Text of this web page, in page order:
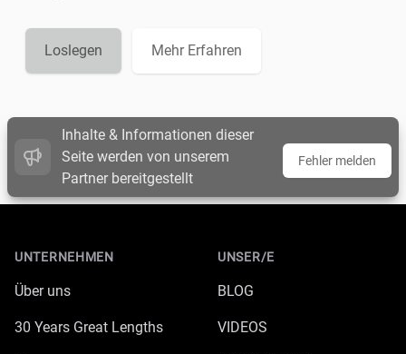
Loslegen Mehr Erfahren
Inhalte & Informationen dieser
Seite werden von unserem
Partner bereitgestellt
Fehler melden
UNTERNEHMEN
Über uns
30 Years Great Lengths
UNSER/E
BLOG
VIDEOS